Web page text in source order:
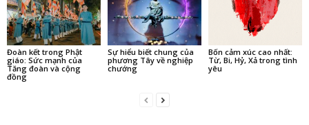
Đoàn kết trong Phật
giáo: Sức mạnh của
Tăng đoàn và cộng
đồng
Sự hiểu biết chung của
phương Tây về nghiệp
chướng
Bốn cảm xúc cao nhất:
Từ, Bi, Hỷ, Xả trong tình
yêu